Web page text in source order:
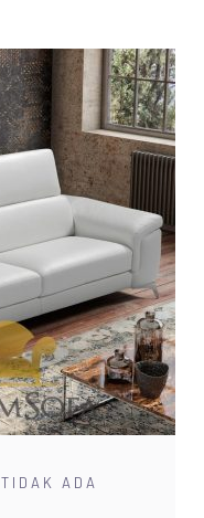
TIDAK ADA